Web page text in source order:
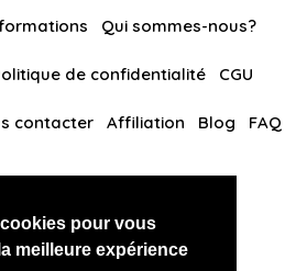
pour vous
meilleure expérience
Qui sommes-nous?
de confidentialité CGU
contacter Affiliation Blog FAQ
RussianKisses